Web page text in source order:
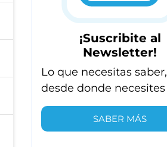
¡Suscribite al
Newsletter!
Lo que necesitas saber,
desde donde necesites
SABER MÁS